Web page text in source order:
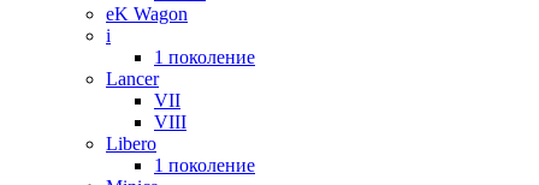
eK Wagon
i
1 поколение
Lancer
VII
VIII
Libero
1 поколение